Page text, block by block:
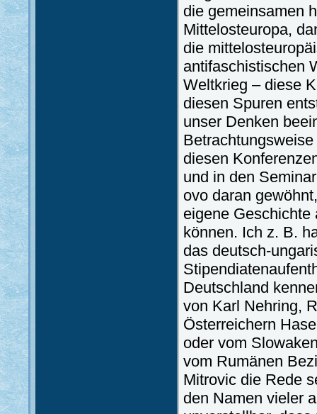
die gemeinsamen
Mittelosteuropa,
die
antifaschistischen
Weltkrieg – diese
diesen Spuren
unser Denken
diesen
und in den
ovo daran
eigene Geschichte
können. Ich z. B.
das deutsch-
Deutschland
von Karl Nehring,
Österreichern
oder vom
vom Rumänen
Mitrovic die Rede
den Namen vieler